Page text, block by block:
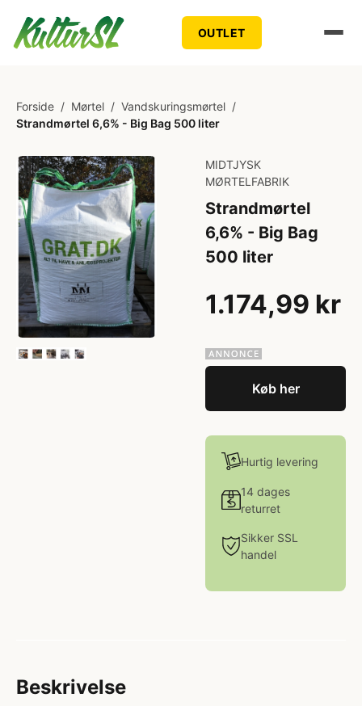
OUTLET
Forside / Mørtel / Vandskuringsmørtel /
Strandmørtel 6,6% - Big Bag 500 liter
MIDTJYSK
MØRTELFABRIK
Strandmørtel
6,6% - Big Bag
500 liter
1.174,99 kr
Køb her
Hurtig levering
14 dages
returret
Sikker SSL
handel
Beskrivelse